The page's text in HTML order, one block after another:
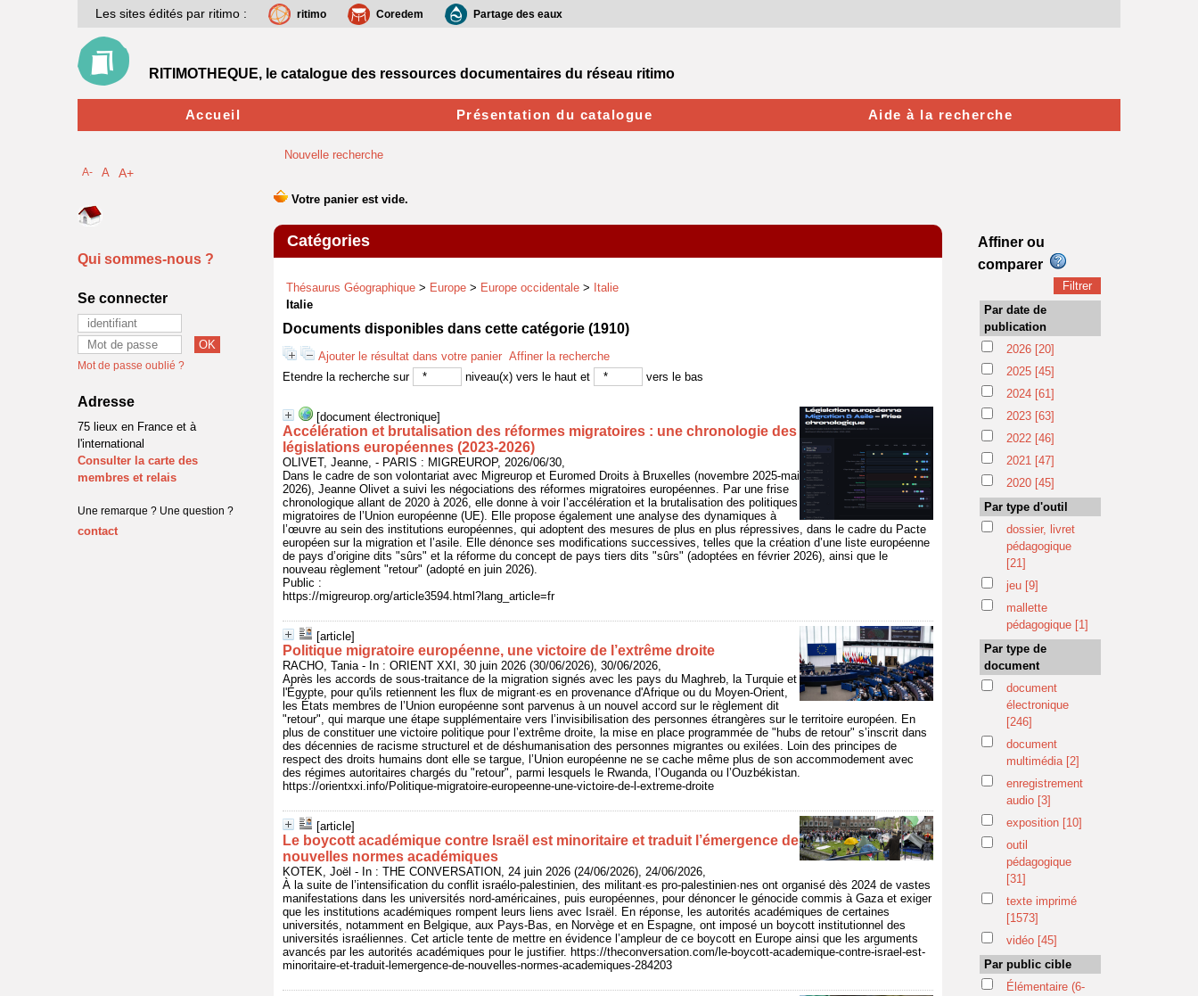
Nouvelle recherche
Catégories
Thésaurus Géographique > Europe > Europe occidentale > Italie
Italie
Documents disponibles dans cette catégorie (1910)
Ajouter le résultat dans votre panier Affiner la recherche
Etendre la recherche sur
niveau(x) vers le haut et vers le bas
[document électronique]
Accélération et brutalisation des réformes migratoires : une chronologie des
législations européennes (2023-2026)
OLIVET, Jeanne, - PARIS : MIGREUROP, 2026/06/30,
Dans le cadre de son volontariat avec Migreurop et Euromed Droits à Bruxelles (novembre 2025-mai
2026), Jeanne Olivet a suivi les négociations des réformes migratoires européennes. Par une frise
chronologique allant de 2020 à 2026, elle donne à voir l’accélération et la brutalisation des politiques
migratoires de l’Union européenne (UE). Elle propose également une analyse des dynamiques à
l’œuvre au sein des institutions européennes, qui adoptent des mesures de plus en plus répressives, dans le cadre du Pacte
européen sur la migration et l’asile. Elle dénonce ses modifications successives, telles que la création d’une liste européenne
de pays d’origine dits "sûrs" et la réforme du concept de pays tiers dits "sûrs" (adoptées en février 2026), ainsi que le
nouveau règlement "retour" (adopté en juin 2026).
Public :
https://migreurop.org/article3594.html?lang_article=fr
[article]
Politique migratoire européenne, une victoire de l’extrême droite
RACHO, Tania - In : ORIENT XXI, 30 juin 2026 (30/06/2026), 30/06/2026,
Après les accords de sous-traitance de la migration signés avec les pays du Maghreb, la Turquie et
l'Égypte, pour qu'ils retiennent les flux de migrant·es en provenance d'Afrique ou du Moyen-Orient,
les États membres de l’Union européenne sont parvenus à un nouvel accord sur le règlement dit
"retour", qui marque une étape supplémentaire vers l’invisibilisation des personnes étrangères sur le territoire européen. En
plus de constituer une victoire politique pour l’extrême droite, la mise en place programmée de "hubs de retour" s’inscrit dans
des décennies de racisme structurel et de déshumanisation des personnes migrantes ou exilées. Loin des principes de
respect des droits humains dont elle se targue, l’Union européenne ne se cache même plus de son accommodement avec
des régimes autoritaires chargés du "retour", parmi lesquels le Rwanda, l’Ouganda ou l’Ouzbékistan.
https://orientxxi.info/Politique-migratoire-europeenne-une-victoire-de-l-extreme-droite
[article]
Le boycott académique contre Israël est minoritaire et traduit l’émergence de
nouvelles normes académiques
KOTEK, Joël - In : THE CONVERSATION, 24 juin 2026 (24/06/2026), 24/06/2026,
À la suite de l’intensification du conflit israélo-palestinien, des militant·es pro-palestinien·nes ont organisé dès 2024 de vastes
manifestations dans les universités nord-américaines, puis européennes, pour dénoncer le génocide commis à Gaza et exiger
que les institutions académiques rompent leurs liens avec Israël. En réponse, les autorités académiques de certaines
universités, notamment en Belgique, aux Pays-Bas, en Norvège et en Espagne, ont imposé un boycott institutionnel des
universités israéliennes. Cet article tente de mettre en évidence l’ampleur de ce boycott en Europe ainsi que les arguments
avancés par les autorités académiques pour le justifier. https://theconversation.com/le-boycott-academique-contre-israel-est-
minoritaire-et-traduit-lemergence-de-nouvelles-normes-academiques-284203
Les sites édités par ritimo : ritimo Coredem Partage des eaux
RITIMOTHEQUE, le catalogue des ressources documentaires du réseau ritimo
Accueil Présentation du catalogue Aide à la recherche
A- A A+
Qui sommes-nous ?
Se connecter
Mot de passe oublié ?
Adresse
75 lieux en France et à
l'international
Consulter la carte des
membres et relais
Une remarque ? Une question ?
contact
Affiner ou
comparer
Par date de
publication
2026 [20]
2025 [45]
2024 [61]
2023 [63]
2022 [46]
2021 [47]
2020 [45]
Par type d'outil
dossier, livret
pédagogique
[21]
jeu [9]
mallette
pédagogique [1]
Par type de
document
document
électronique
[246]
document
multimédia [2]
enregistrement
audio [3]
exposition [10]
outil
pédagogique
[31]
texte imprimé
[1573]
vidéo [45]
Par public cible
Élémentaire (6-